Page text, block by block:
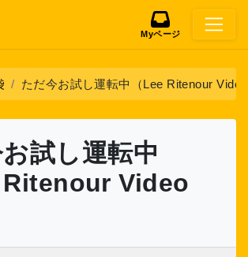
Myページ
ただ今お試し運転中（Lee Ritenour
試し運転中
Ritenour Video